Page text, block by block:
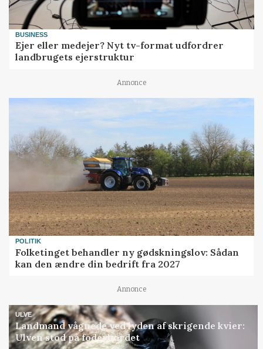
BUSINESS
Ejer eller medejer? Nyt tv-format udfordrer
landbrugets ejerstruktur
Annonce
POLITIK
Folketinget behandler ny gødskningslov: Sådan
kan den ændre din bedrift fra 2027
Annonce
ULVE
Landmand vågnede ved lyden af skrigende kvier:
Ulven stod på foderbordet